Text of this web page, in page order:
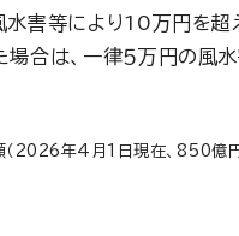
害等により10万円を
合は、一律５万円の風
年4月1日現在、850億円